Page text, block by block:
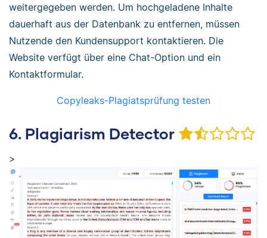
weitergegeben werden. Um hochgeladene Inhalte
dauerhaft aus der Datenbank zu entfernen, müssen
Nutzende den Kundensupport kontaktieren. Die
Website verfügt über eine Chat-Option und ein
Kontaktformular.
Copyleaks-Plagiatsprüfung testen
6. Plagiarism Detector
>